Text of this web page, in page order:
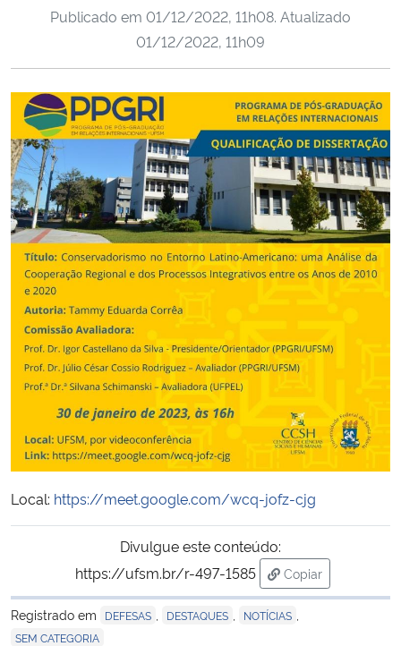
Ministério da Cidadania
Ministério de Minas e Energia
Ministério da Ciência, Tecnologia, Inovações e Comunicações
Ministério do Meio Ambiente
Ministério do Turismo
Ministério do Desenvolvimento Regional
Controladoria-Geral da União
Ministério da Mulher, da Família e dos Direitos Humanos
Secretaria-Geral
Advocacia-Geral da União
Banco Central do Brasil
Publicado em 01/12/2022, 11h08. Atualizado
01/12/2022, 11h09
Local: https://meet.google.com/wcq-jofz-cjg
Divulgue este conteúdo:
https://ufsm.br/r-497-1585
Copiar
para área de
Registrado em
DEFESAS DESTAQUES NOTÍCIAS
SEM CATEGORIA